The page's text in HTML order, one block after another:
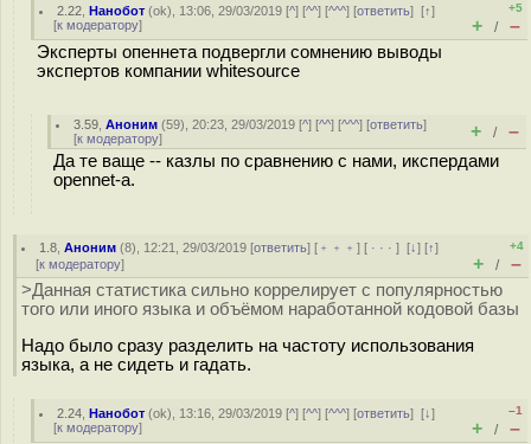
2.22 ,Нанобот (ok), 13:06, 29/03/2019 [^] [^^] [^^^] [ответить][↑]
[к модератору]
+5
+ / –
Эксперты опеннета подвергли сомнению выводы
экспертов компании whitesource
3.59 ,Аноним (59), 20:23, 29/03/2019 [^] [^^] [^^^] [ответить]
[к модератору] + / –
Да те ваще -- казлы по сравнению с нами, икспердами
opennet-а.
1.8 ,Аноним (8), 12:21, 29/03/2019 [ответить] [ ﹢﹢﹢] [ · · ·][↓] [↑]
[к модератору]
+4
+ / –
>Данная статистика сильно коррелирует с популярностью
того или иного языка и объёмом наработанной кодовой базы
Надо было сразу разделить на частоту использования
языка, а не сидеть и гадать.
2.24 ,Нанобот (ok), 13:16, 29/03/2019 [^] [^^] [^^^] [ответить][↓]
[к модератору]
–1
+ / –